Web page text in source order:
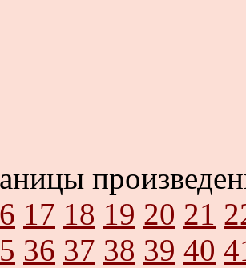
17 18 19 20 21
36 37 38 39 40